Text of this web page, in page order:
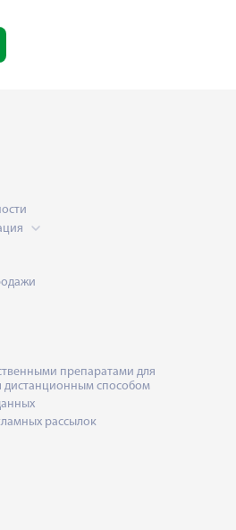
препаратами для
способом
рассылок